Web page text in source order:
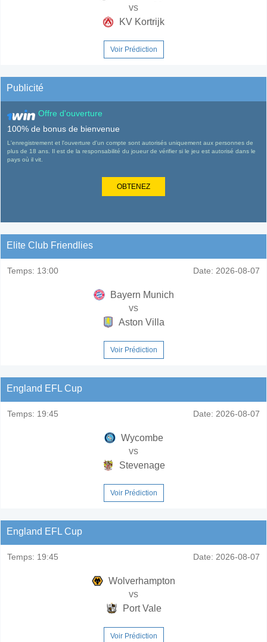
vs
KV Kortrijk
Voir Prédiction
Publicité
Offre d'ouverture
100% de bonus de bienvenue
L'enregistrement et l'ouverture d'un compte sont autorisés uniquement aux personnes de
plus de 18 ans. Il est de la responsabilité du joueur de vérifier si le jeu est autorisé dans le
pays où il vit.
OBTENEZ
Elite Club Friendlies
Temps: 13:00 Date: 2026-08-07
Bayern Munich
vs
Aston Villa
Voir Prédiction
England EFL Cup
Temps: 19:45 Date: 2026-08-07
Wycombe
vs
Stevenage
Voir Prédiction
England EFL Cup
Temps: 19:45 Date: 2026-08-07
Wolverhampton
vs
Port Vale
Voir Prédiction